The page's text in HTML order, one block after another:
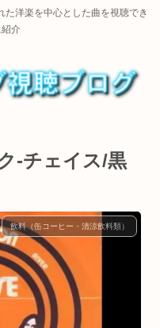
洋楽を中心とした曲を視聴でき
介
-チェイス/黒
飲料（缶コーヒー・清涼飲料類）